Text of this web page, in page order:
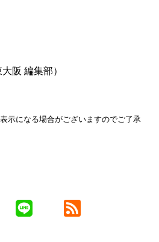
阪 編集部）
示になる場合がございますのでご了承